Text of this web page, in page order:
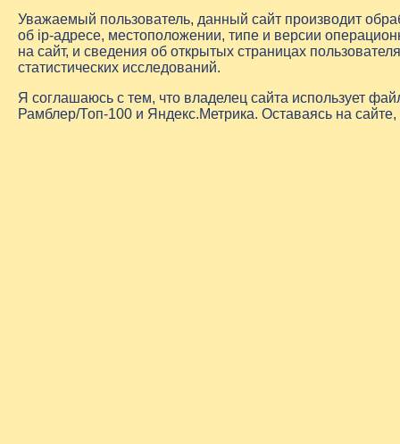
Уважаемый пользователь, данный сайт производит
об ip-адресе, местоположении, типе и версии
на сайт, и сведения об открытых страницах
статистических исследований.
Я соглашаюсь с тем, что владелец сайта использует
Рамблер/Топ-100 и Яндекс.Метрика. Оставаясь на